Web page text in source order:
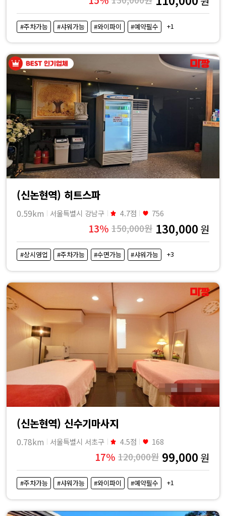
#주차가능 #샤워가능 #와이파이 #예약필수 +1
(신논현역) 히트스파
0.59km 서울특별시 강남구 4.7점 756
13% 150,000원 130,000 원
#상시영업 #주차가능 #수면가능 #샤워가능 +3
(신논현역) 신수기마사지
0.78km 서울특별시 서초구 4.5점 168
17% 120,000원 99,000 원
#주차가능 #샤워가능 #와이파이 #예약필수 +1